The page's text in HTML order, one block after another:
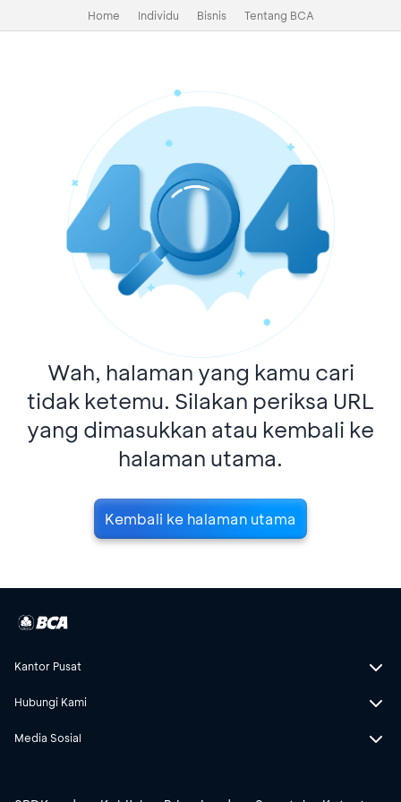
Home Individu Bisnis Tentang BCA
Wah, halaman yang kamu cari
tidak ketemu. Silakan periksa URL
yang dimasukkan atau kembali ke
halaman utama.
Kembali ke halaman utama
Kantor Pusat
Hubungi Kami
Media Sosial